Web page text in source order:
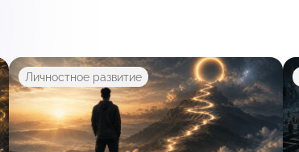
Личностное развитие